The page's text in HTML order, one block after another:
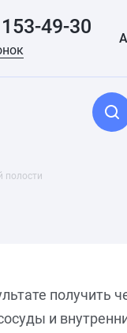
49-30
полости
получить
и